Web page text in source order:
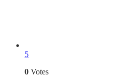
5
0 Votes